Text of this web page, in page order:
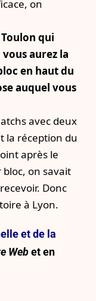
on
qui
aurez la
en haut du
auquel vous
avec deux
la réception du
après le
on savait
Donc
à Lyon.
et de la
Webet en